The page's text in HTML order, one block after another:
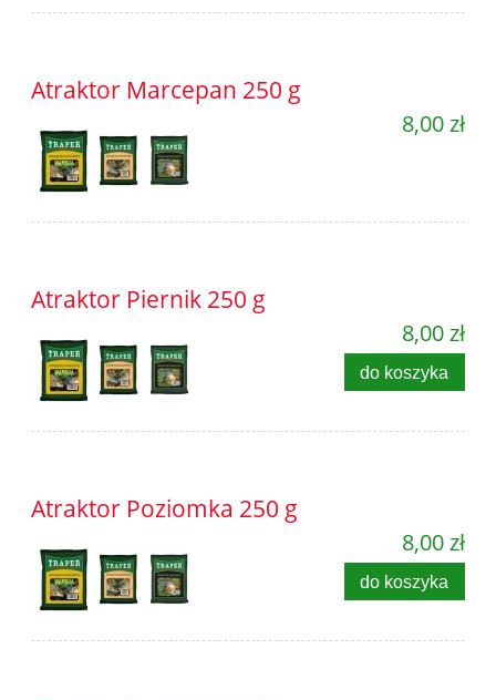
Atraktor Marcepan 250 g
8,00 zł
Atraktor Piernik 250 g
8,00 zł
do koszyka
Atraktor Poziomka 250 g
8,00 zł
do koszyka